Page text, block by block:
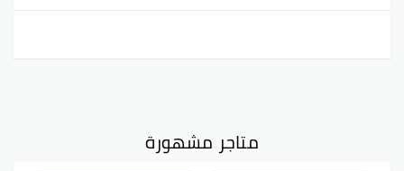
متاجر مشهورة